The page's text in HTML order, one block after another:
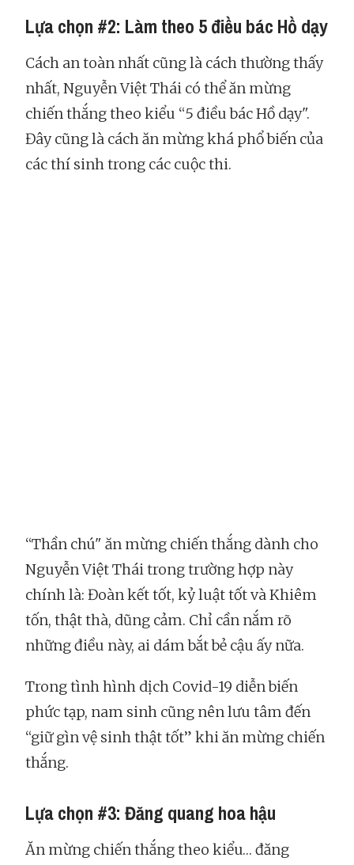
Lựa chọn #2: Làm theo 5 điều bác Hồ dạy
Cách an toàn nhất cũng là cách thường thấy
nhất, Nguyễn Việt Thái có thể ăn mừng
chiến thắng theo kiểu “5 điều bác Hồ dạy".
Đây cũng là cách ăn mừng khá phổ biến của
các thí sinh trong các cuộc thi.
“Thần chú" ăn mừng chiến thắng dành cho
Nguyễn Việt Thái trong trường hợp này
chính là: Đoàn kết tốt, kỷ luật tốt và Khiêm
tốn, thật thà, dũng cảm. Chỉ cần nắm rõ
những điều này, ai dám bắt bẻ cậu ấy nữa.
Trong tình hình dịch Covid-19 diễn biến
phức tạp, nam sinh cũng nên lưu tâm đến
“giữ gìn vệ sinh thật tốt” khi ăn mừng chiến
thắng.
Lựa chọn #3: Đăng quang hoa hậu
Ăn mừng chiến thắng theo kiểu… đăng